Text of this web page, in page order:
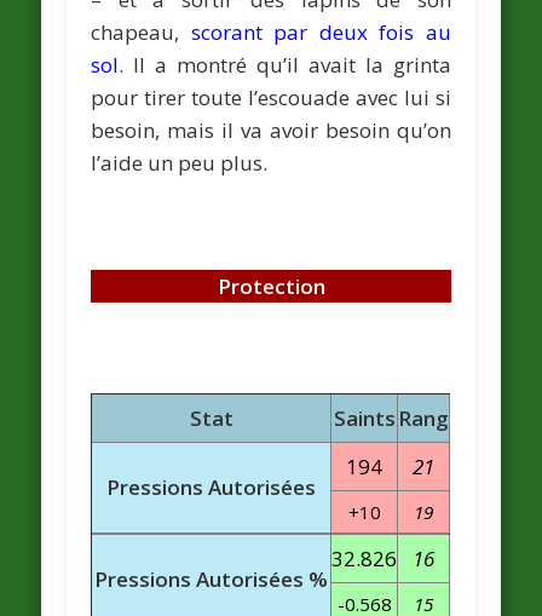
chapeau, scorant par deux fois au
sol. Il a montré qu’il avait la grinta
pour tirer toute l’escouade avec lui si
besoin, mais il va avoir besoin qu’on
l’aide un peu plus.
Protection
Stat Saints Rang
Pressions Autorisées
194 21
+10 19
Pressions Autorisées %
32.826 16
-0.568 15